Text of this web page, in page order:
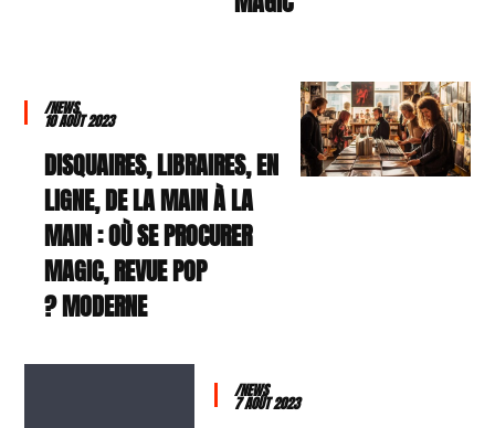
/NEWS
10 AOÛT 2023
DISQUAIRES, LIBRAIRES, EN
LIGNE, DE LA MAIN À LA
MAIN : OÙ SE PROCURER
MAGIC, REVUE POP
MODERNE ?
/NEWS
7 AOÛT 2023